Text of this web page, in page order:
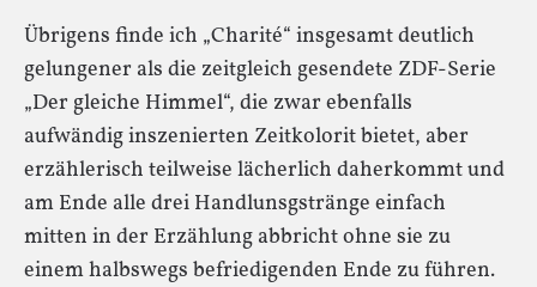
Übrigens finde ich „Charité“ insgesamt deutlich
gelungener als die zeitgleich gesendete ZDF-Serie
„Der gleiche Himmel“, die zwar ebenfalls
aufwändig inszenierten Zeitkolorit bietet, aber
erzählerisch teilweise lächerlich daherkommt und
am Ende alle drei Handlunsgstränge einfach
mitten in der Erzählung abbricht ohne sie zu
einem halbswegs befriedigenden Ende zu führen.